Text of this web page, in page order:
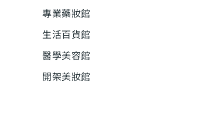
專業藥妝館
生活百貨館
醫學美容館
開架美妝館